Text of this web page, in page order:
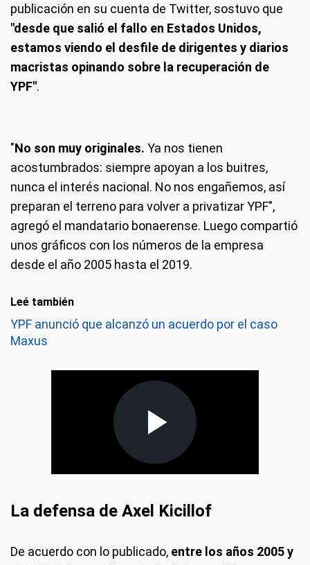
publicación en su cuenta de Twitter, sostuvo que
"desde que salió el fallo en Estados Unidos,
estamos viendo el desfile de dirigentes y diarios
macristas opinando sobre la recuperación de
YPF".
"No son muy originales. Ya nos tienen
acostumbrados: siempre apoyan a los buitres,
nunca el interés nacional. No nos engañemos, así
preparan el terreno para volver a privatizar YPF",
agregó el mandatario bonaerense. Luego compartió
unos gráficos con los números de la empresa
desde el año 2005 hasta el 2019.
Leé también
YPF anunció que alcanzó un acuerdo por el caso
Maxus
La defensa de Axel Kicillof
De acuerdo con lo publicado, entre los años 2005 y